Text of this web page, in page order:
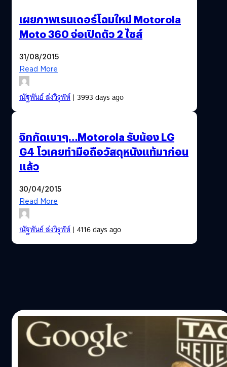
เผยภาพเรนเดอร์โฉมใหม่ Motorola
Moto 360 จ่อเปิดตัว 2 ไซส์
31/08/2015
Read More
ณัฐพันธ์ ส่งวิรุฬห์| 3993 days ago
จิกกัดเบาๆ…Motorola รับน้อง LG
G4 โวเคยทำมือถือวัสดุหนังแท้มาก่อน
แล้ว
30/04/2015
Read More
ณัฐพันธ์ ส่งวิรุฬห์| 4116 days ago
23/03/2015
รวมกันเราอยู่! Tag Heuer ผนึกกำลังกับ
Google และ Intel เพื่อพัฒนา smartwatch